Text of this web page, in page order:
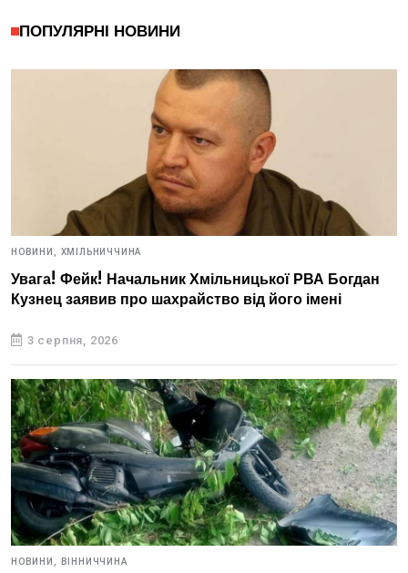
ПОПУЛЯРНІ НОВИНИ
НОВИНИ, ХМІЛЬНИЧЧИНА
Увага! Фейк! Начальник Хмільницької РВА Богдан
Кузнец заявив про шахрайство від його імені
3 серпня, 2026
НОВИНИ, ВІННИЧЧИНА